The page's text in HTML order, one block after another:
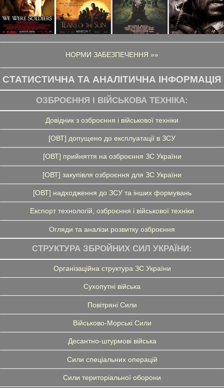
НОРМИ ЗАБЕЗПЕЧЕННЯ »»
СТАТИСТИЧНА ТА АНАЛІТИЧНА ІНФОРМАЦІЯ
ОЗБРОЄННЯ І ВІЙСЬКОВА ТЕХНІКА:
Довідник з озброєння і військової техніки
[ОВТ] допущено до експлуатації в ЗСУ
[ОВТ] прийняття на озброєння ЗС України
[ОВТ] закупівля озброєння для ЗС України
[ОВТ] надходження до ЗСУ та інших формувань
Експорт технологій, озброєння і військової техніки
Огляди та аналізи розвитку озброєння
СТРУКТУРА ЗБРОЙНИХ СИЛ УКРАЇНИ:
Організаційна структура ЗС України
Сухопутні війська
Повітряні Сили
Військово-Морські Сили
Десантно-штурмові війська
Сили спеціальних операцій
Сили територіальної оборони